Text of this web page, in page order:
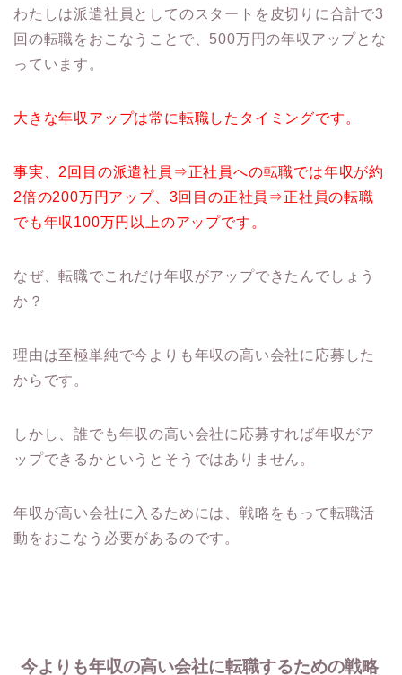
わたしは派遣社員としてのスタートを皮切りに合計で3
回の転職をおこなうことで、500万円の年収アップとな
っています。
大きな年収アップは常に転職したタイミングです。
事実、2回目の派遣社員⇒正社員への転職では年収が約
2倍の200万円アップ、3回目の正社員⇒正社員の転職
でも年収100万円以上のアップです。
なぜ、転職でこれだけ年収がアップできたんでしょう
か？
理由は至極単純で今よりも年収の高い会社に応募した
からです。
しかし、誰でも年収の高い会社に応募すれば年収がア
ップできるかというとそうではありません。
年収が高い会社に入るためには、戦略をもって転職活
動をおこなう必要があるのです。
今よりも年収の高い会社に転職するための戦略